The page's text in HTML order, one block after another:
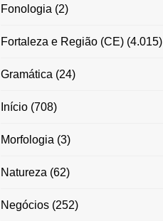
Fonologia (2)
Fortaleza e Região (CE)(4.015)
Gramática (24)
Início(708)
Morfologia (3)
Natureza (62)
Negócios(252)